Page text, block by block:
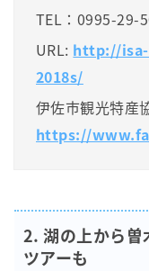
TEL：0995-29-
URL: http://
2018s/
伊佐市観光特産
https://
2. 湖の上から曽
ツアーも